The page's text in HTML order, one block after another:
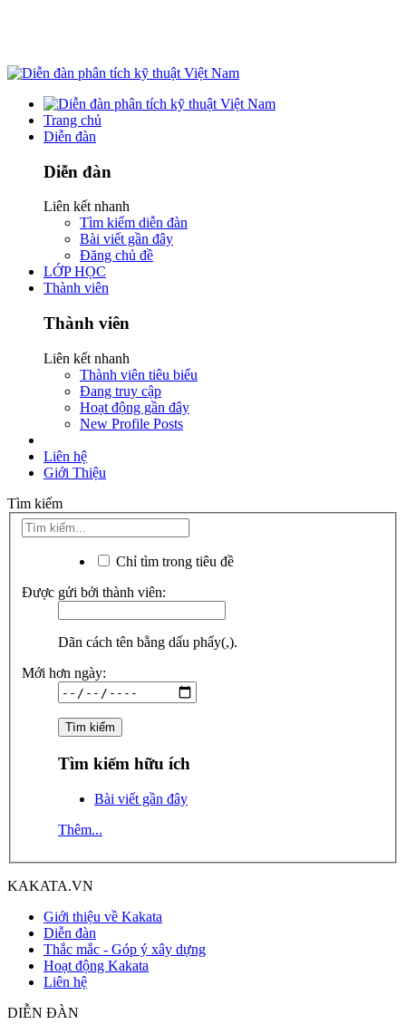
Trang chủ
Diễn đàn
Diễn đàn
Liên kết nhanh
Tìm kiếm diễn đàn
Bài viết gần đây
Đăng chủ đề
LỚP HỌC
Thành viên
Thành viên
Liên kết nhanh
Thành viên tiêu biểu
Đang truy cập
Hoạt động gần đây
New Profile Posts
Liên hệ
Giới Thiệu
Tìm kiếm
Chỉ tìm trong tiêu đề
Được gửi bởi thành viên:
Dãn cách tên bằng dấu phẩy(,).
Mới hơn ngày:
Tìm kiếm hữu ích
Bài viết gần đây
Thêm...
KAKATA.VN
Giới thiệu về Kakata
Diễn đàn
Thắc mắc - Góp ý xây dựng
Hoạt động Kakata
Liên hệ
DIỄN ĐÀN